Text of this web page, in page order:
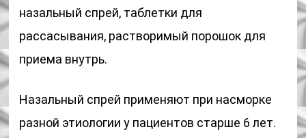
назальный спрей, таблетки для
рассасывания, растворимый порошок для
приема внутрь.
Назальный спрей применяют при насморке
разной этиологии у пациентов старше 6 лет.